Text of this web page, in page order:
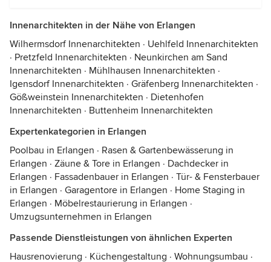
Innenarchitekten in der Nähe von Erlangen
Wilhermsdorf Innenarchitekten · Uehlfeld Innenarchitekten
· Pretzfeld Innenarchitekten · Neunkirchen am Sand
Innenarchitekten · Mühlhausen Innenarchitekten ·
Igensdorf Innenarchitekten · Gräfenberg Innenarchitekten ·
Gößweinstein Innenarchitekten · Dietenhofen
Innenarchitekten · Buttenheim Innenarchitekten
Expertenkategorien in Erlangen
Poolbau in Erlangen · Rasen & Gartenbewässerung in
Erlangen · Zäune & Tore in Erlangen · Dachdecker in
Erlangen · Fassadenbauer in Erlangen · Tür- & Fensterbauer
in Erlangen · Garagentore in Erlangen · Home Staging in
Erlangen · Möbelrestaurierung in Erlangen ·
Umzugsunternehmen in Erlangen
Passende Dienstleistungen von ähnlichen Experten
Hausrenovierung · Küchengestaltung · Wohnungsumbau ·